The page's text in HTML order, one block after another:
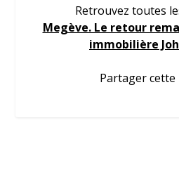
Retrouvez toutes
Megève. Le retour
immobilière
Partager cette